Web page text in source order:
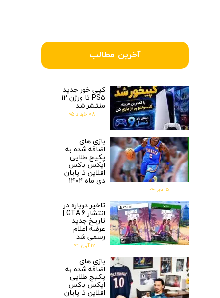
آخرین مطالب
کپی خور جدید
PS5 تا ورژن 12
منتشر شد
۰۸ خرداد ۰۵
بازی های
اضافه شده به
پکیج طلایی
ایکس باکس
افلاین تا پایان
دی ماه ۱۴۰۴
۱۵ دی ۰۴
تاخیر دوباره در
انتشار GTA 6 |
تاریخ جدید
عرضه اعلام
رسمی شد
۱۶ آبان ۰۴
بازی های
اضافه شده به
پکیج طلایی
ایکس باکس
افلاین تا پایان